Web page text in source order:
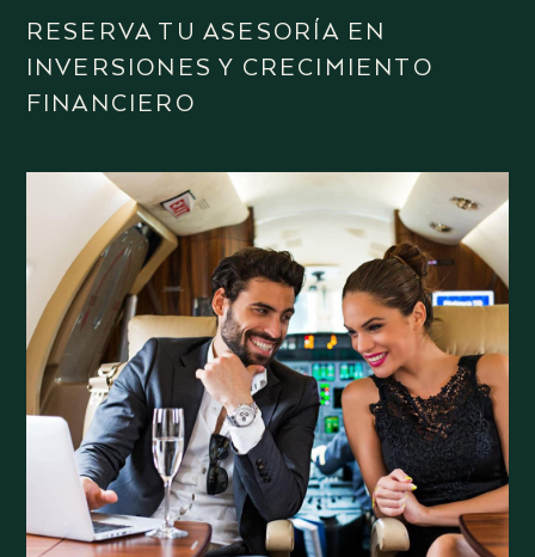
RESERVA TU ASESORÍA EN
INVERSIONES Y CRECIMIENTO
FINANCIERO